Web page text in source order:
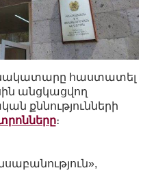
հաստատել
անցկացվող
քննությունների
։